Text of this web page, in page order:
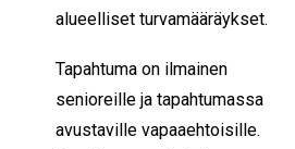
alueelliset turvamääräykset.
Tapahtuma on ilmainen
senioreille ja tapahtumassa
avustaville vapaaehtoisille.